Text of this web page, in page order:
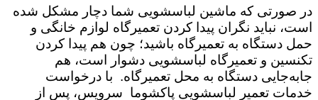
در صورتی که ماشین لباسشویی شما دچار مشکل شده
است،‌ نباید نگران پیدا کردن تعمیرگاه لوازم خانگی و
حمل دستگاه به تعمیرگاه باشید؛ چون هم پیدا کردن
تکنسین و تعمیرگاه لباسشویی دشوار است، هم
جابه‌جایی دستگاه به محل تعمیرگاه. با درخواست
خدمات تعمیر لباسشویی پاکشوما سرویس،‌ پس از